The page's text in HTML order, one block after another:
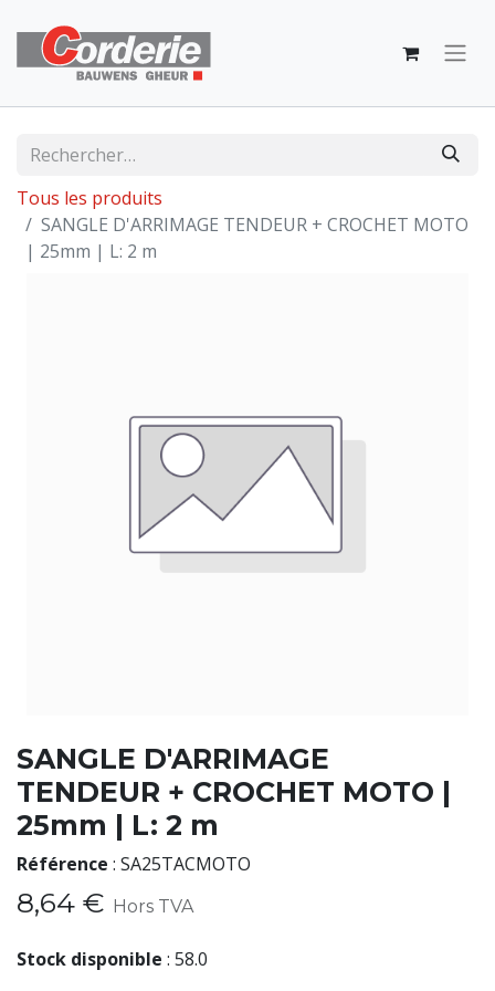
Tous les produits
SANGLE D'ARRIMAGE TENDEUR + CROCHET MOTO
| 25mm | L: 2 m
SANGLE D'ARRIMAGE
TENDEUR + CROCHET MOTO |
25mm | L: 2 m
Référence : SA25TACMOTO
8,64 € Hors TVA
Stock disponible : 58.0